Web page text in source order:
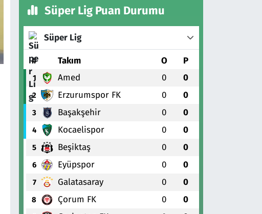
Süper Lig Puan Durumu
Süper Lig
# Takım O P
1 Amed 0 0
2 Erzurumspor FK 0 0
3 Başakşehir 0 0
4 Kocaelispor 0 0
5 Beşiktaş 0 0
6 Eyüpspor 0 0
7 Galatasaray 0 0
8 Çorum FK 0 0